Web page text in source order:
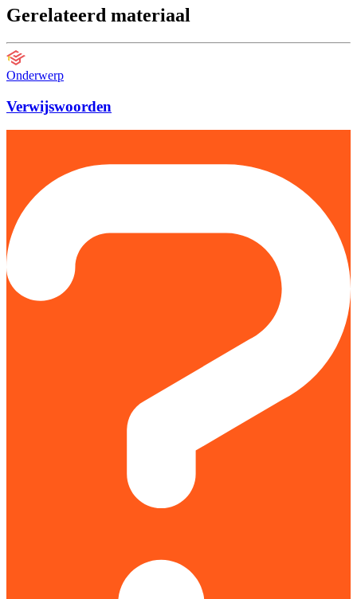
Gerelateerd materiaal
Onderwerp
Verwijswoorden